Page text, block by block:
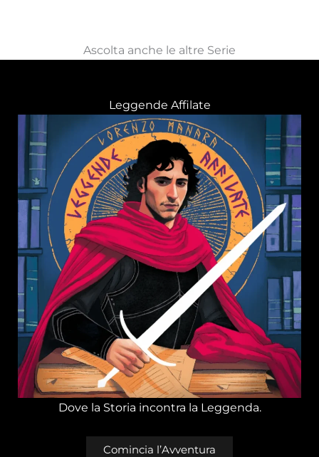
Ascolta anche le altre Serie
Leggende Affilate
Dove la Storia incontra la Leggenda.
Comincia l’Avventura